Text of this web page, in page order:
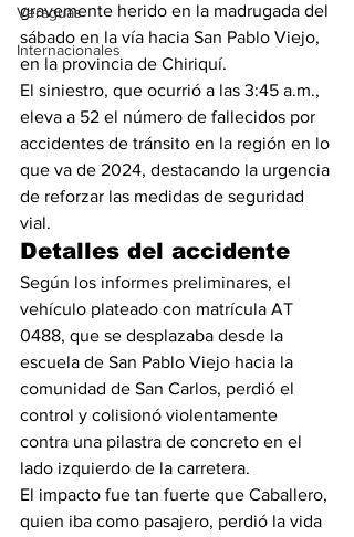
Veraguas
Internacionales
gravemente herido en la madrugada del
sábado en la vía hacia San Pablo Viejo,
en la provincia de Chiriquí.
El siniestro, que ocurrió a las 3:45 a.m.,
eleva a 52 el número de fallecidos por
accidentes de tránsito en la región en lo
que va de 2024, destacando la urgencia
de reforzar las medidas de seguridad
vial.
Detalles del accidente
Según los informes preliminares, el
vehículo plateado con matrícula AT
0488, que se desplazaba desde la
escuela de San Pablo Viejo hacia la
comunidad de San Carlos, perdió el
control y colisionó violentamente
contra una pilastra de concreto en el
lado izquierdo de la carretera.
El impacto fue tan fuerte que Caballero,
quien iba como pasajero, perdió la vida